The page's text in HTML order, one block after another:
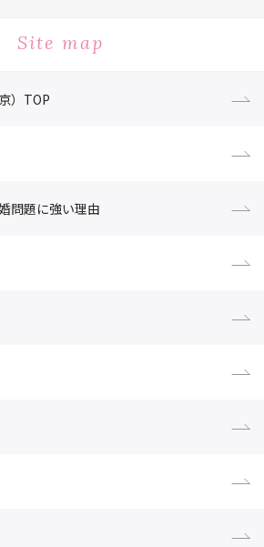
Site map
）TOP
問題に強い理由